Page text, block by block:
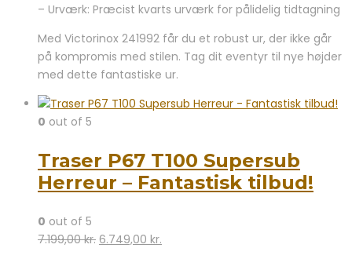
– Urværk: Præcist kvarts urværk for pålidelig tidtagning
Med Victorinox 241992 får du et robust ur, der ikke går
på kompromis med stilen. Tag dit eventyr til nye højder
med dette fantastiske ur.
0 out of 5
Traser P67 T100 Supersub
Herreur – Fantastisk tilbud!
0 out of 5
7.199,00kr. Den
6.749,00 kr.